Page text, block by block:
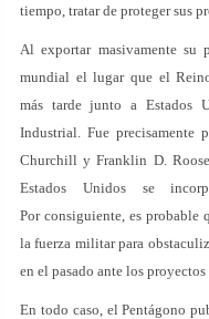
tiempo, tratar de proteger sus
Al exportar masivamente su
mundial el lugar que el
más tarde junto a Estados
Industrial. Fue precisamente
Churchill y Franklin D.
Estados Unidos se
Por consiguiente, es probable
la fuerza militar para
en el pasado ante los
En todo caso, el Pentágono